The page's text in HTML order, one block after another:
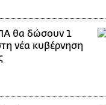
θα δώσουν 1
νέα κυβέρνηση